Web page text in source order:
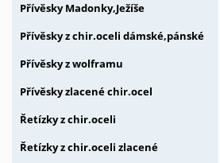
Přívěsky Madonky,Ježíše
Přívěsky z chir.oceli dámské,pánské
Přívěsky z wolframu
Přívěsky zlacené chir.ocel
Řetízky z chir.oceli
Řetízky z chir.oceli zlacené